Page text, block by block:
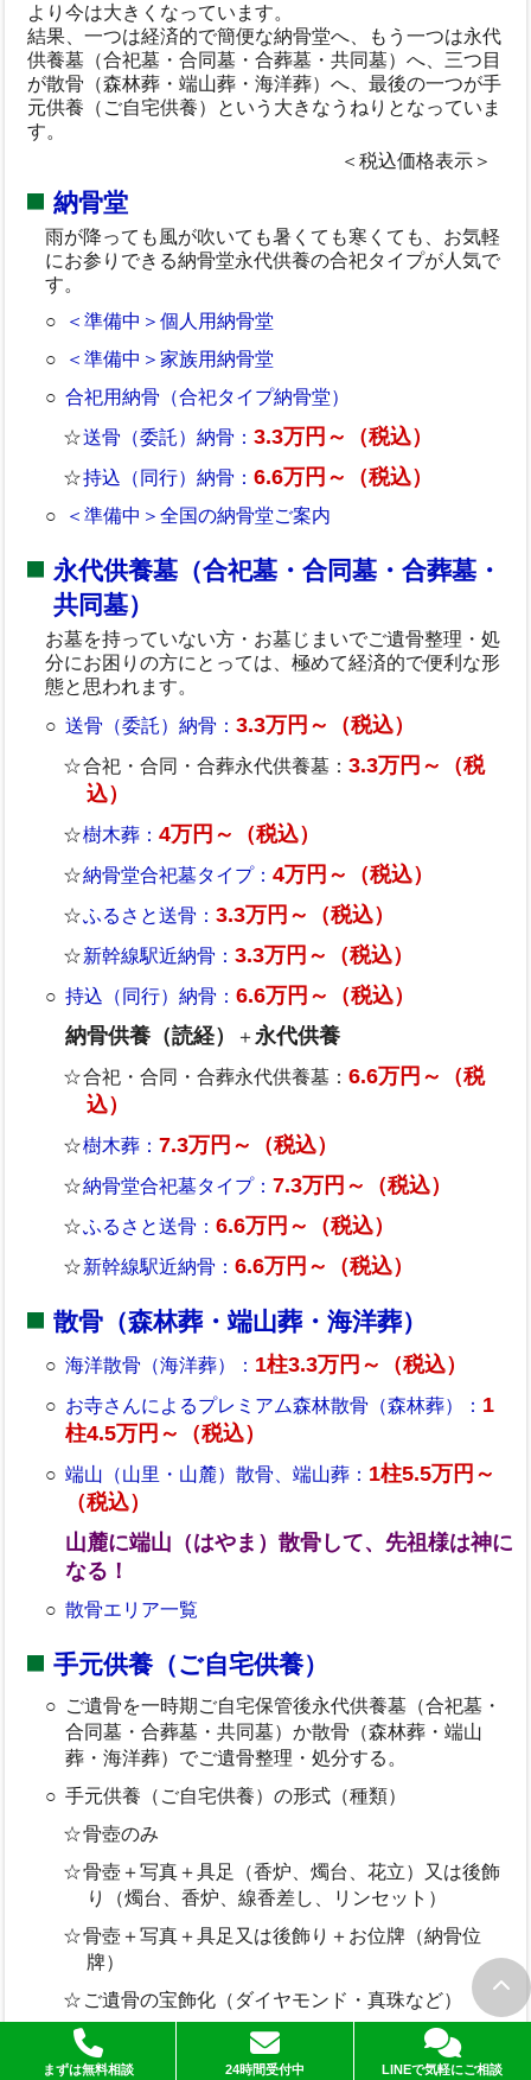
より今は大きくなっています。
結果、一つは経済的で簡便な納骨堂へ、もう一つは永代
供養墓（合祀墓・合同墓・合葬墓・共同墓）へ、三つ目
が散骨（森林葬・端山葬・海洋葬）へ、最後の一つが手
元供養（ご自宅供養）という大きなうねりとなっていま
す。
＜税込価格表示＞
納骨堂
雨が降っても風が吹いても暑くても寒くても、お気軽
にお参りできる納骨堂永代供養の合祀タイプが人気で
す。
＜準備中＞個人用納骨堂
＜準備中＞家族用納骨堂
合祀用納骨（合祀タイプ納骨堂）
送骨（委託）納骨：3.3万円～（税込）
持込（同行）納骨：6.6万円～（税込）
＜準備中＞全国の納骨堂ご案内
永代供養墓（合祀墓・合同墓・合葬墓・
共同墓）
お墓を持っていない方・お墓じまいでご遺骨整理・処
分にお困りの方にとっては、極めて経済的で便利な形
態と思われます。
送骨（委託）納骨：3.3万円～（税込）
合祀・合同・合葬永代供養墓：3.3万円～（税
込）
樹木葬：4万円～（税込）
納骨堂合祀墓タイプ：4万円～（税込）
ふるさと送骨：3.3万円～（税込）
新幹線駅近納骨：3.3万円～（税込）
持込（同行）納骨：6.6万円～（税込）
納骨供養（読経）
＋永代供養
合祀・合同・合葬永代供養墓：6.6万円～（税
込）
樹木葬：7.3万円～（税込）
納骨堂合祀墓タイプ：7.3万円～（税込）
ふるさと送骨：6.6万円～（税込）
新幹線駅近納骨：6.6万円～（税込）
散骨（森林葬・端山葬・海洋葬）
海洋散骨（海洋葬）： 1柱3.3万円～（税込）
お寺さんによるプレミアム森林散骨（森林葬）： 1
柱4.5万円～（税込）
端山（山里・山麓）散骨、端山葬： 1柱5.5万円～
（税込）
山麓に端山（はやま）散骨して、先祖様は神に
なる！
散骨エリア一覧
手元供養（ご自宅供養）
ご遺骨を一時期ご自宅保管後永代供養墓（合祀墓・
合同墓・合葬墓・共同墓）か散骨（森林葬・端山
葬・海洋葬）でご遺骨整理・処分する。
手元供養（ご自宅供養）の形式（種類）
骨壺のみ
骨壺＋写真＋具足（香炉、燭台、花立）又は後飾
り（燭台、香炉、線香差し、リンセット）
骨壺＋写真＋具足又は後飾り＋お位牌（納骨位
牌）
ご遺骨の宝飾化（ダイヤモンド・真珠など）
ペンダントへの納骨
まずは無料相談 24時間受付中 LINEで気軽にご相談